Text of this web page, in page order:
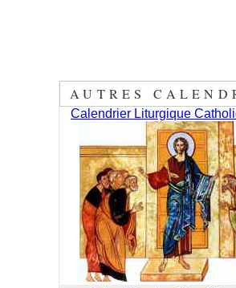
AUTRES
Calendrier Liturgique